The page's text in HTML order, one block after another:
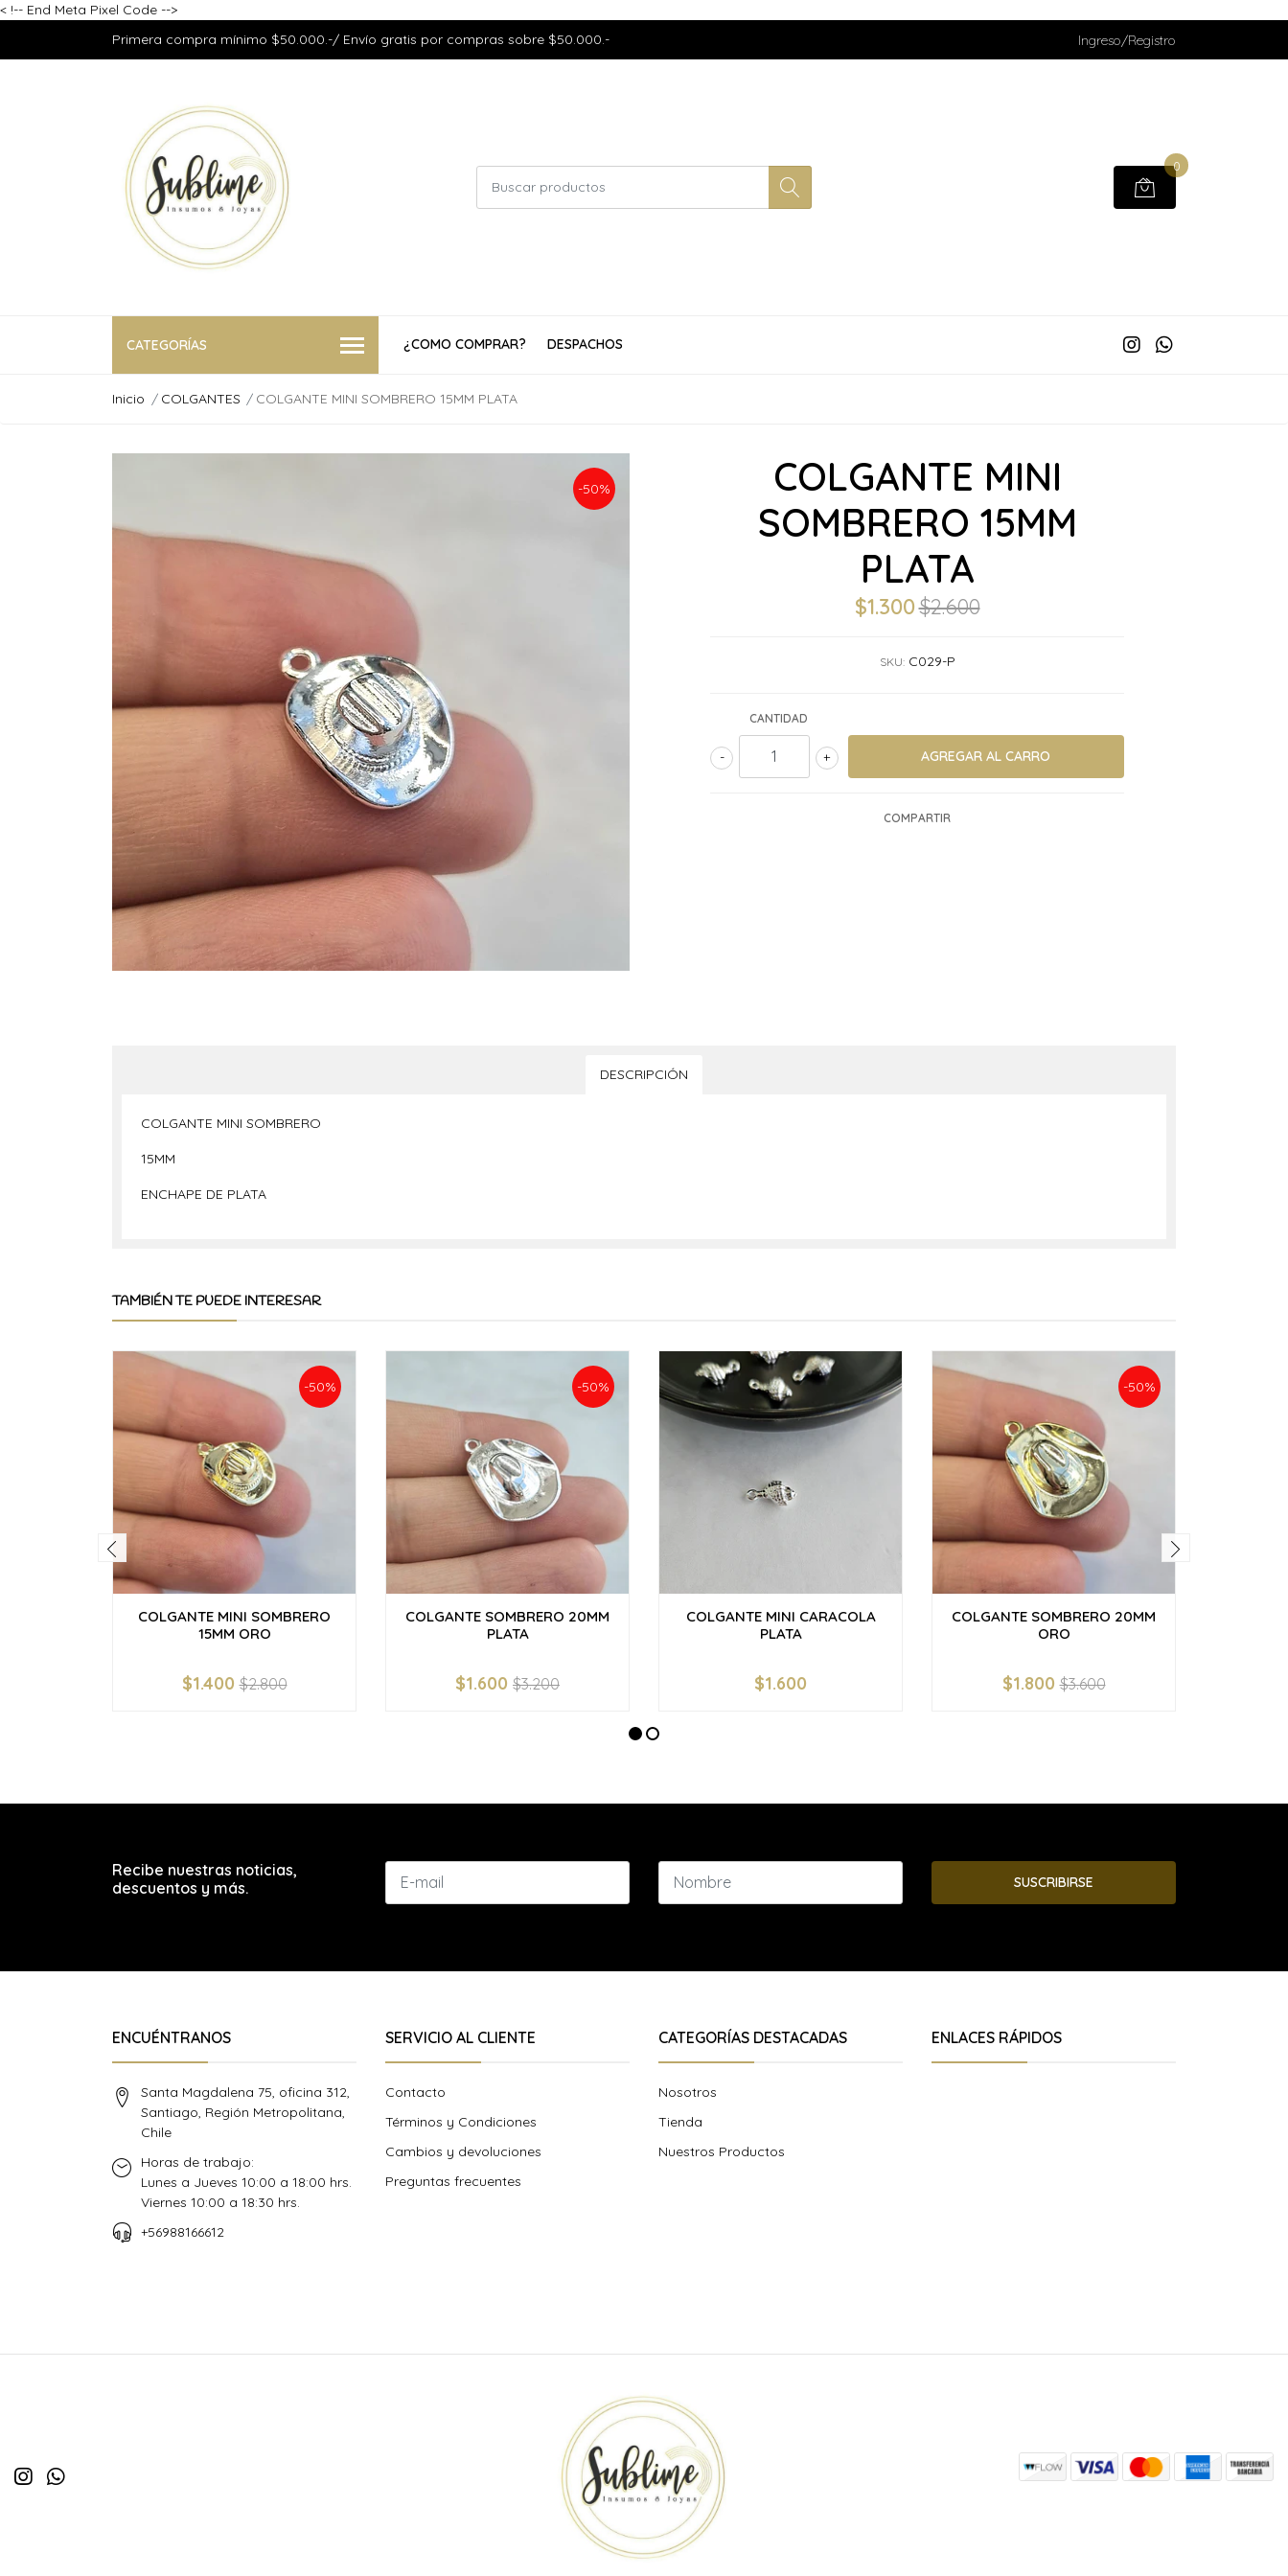
< !-- End Meta Pixel Code -->
Primera compra mínimo $50.000.-/ Envío gratis por compras sobre $50.000.-
Ingreso/Registro
0
CATEGORÍAS ¿COMO COMPRAR? DESPACHOS
Inicio COLGANTES COLGANTE MINI SOMBRERO 15MM PLATA
-50%
COLGANTE MINI
SOMBRERO 15MM
PLATA
$1.300$2.600
SKU: C029-P
CANTIDAD
+
-
COMPARTIR
DESCRIPCIÓN
COLGANTE MINI SOMBRERO
15MM
ENCHAPE DE PLATA
TAMBIÉN TE PUEDE INTERESAR
-50%
COLGANTE MINI SOMBRERO
15MM ORO
+
$1.400 $2.800
-50%
COLGANTE SOMBRERO 20MM
PLATA
+
$1.600 $3.200
COLGANTE MINI CARACOLA
PLATA
+
$1.600
-50%
COLGANTE SOMBRERO 20MM
ORO
+
$1.800 $3.600
Recibe nuestras noticias,
descuentos y más.
SUSCRIBIRSE
ENCUÉNTRANOS
Santa Magdalena 75, oficina 312,
Santiago, Región Metropolitana,
Chile
Horas de trabajo:
Lunes a Jueves 10:00 a 18:00 hrs.
Viernes 10:00 a 18:30 hrs.
+56988166612
SERVICIO AL CLIENTE
Contacto
Términos y Condiciones
Cambios y devoluciones
Preguntas frecuentes
CATEGORÍAS DESTACADAS
Nosotros
Tienda
Nuestros Productos
ENLACES RÁPIDOS